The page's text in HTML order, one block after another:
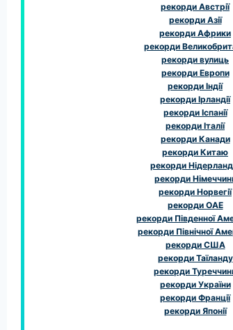
рекорди Австрії
рекорди Азії
рекорди Африки
рекорди
рекорди вулиць
рекорди Европи
рекорди Індії
рекорди Ірландії
рекорди Іспанії
рекорди Італії
рекорди Канади
рекорди Китаю
рекорди
рекорди
рекорди Норвегії
рекорди ОАЕ
рекорди Південної
рекорди Північної
рекорди США
рекорди Таїланду
рекорди
рекорди України
рекорди Франції
рекорди Японії